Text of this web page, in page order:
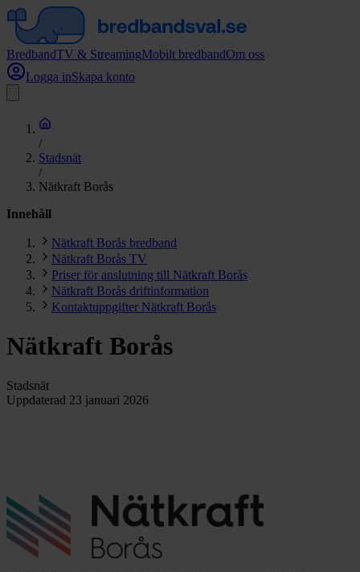
BredbandTV & StreamingMobilt bredbandOm oss
Logga inSkapa konto
/
Stadsnät
/
Nätkraft Borås
Innehåll
Nätkraft Borås bredband
Nätkraft Borås TV
Priser för anslutning till Nätkraft Borås
Nätkraft Borås driftinformation
Kontaktuppgifter Nätkraft Borås
Nätkraft Borås
Stadsnät
Uppdaterad 23 januari 2026